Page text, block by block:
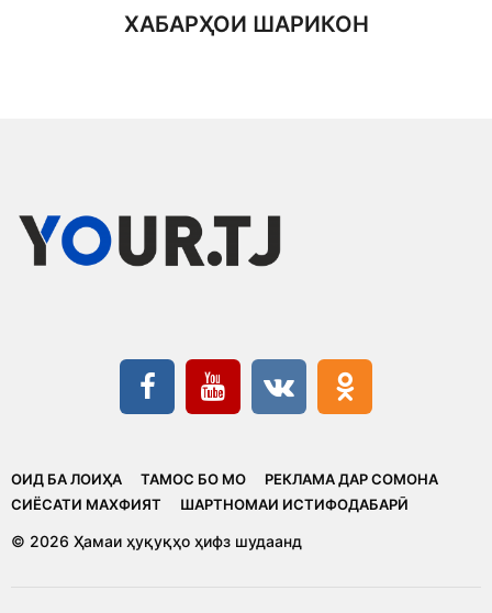
ХАБАРҲОИ ШАРИКОН
ОИД БА ЛОИҲА ТАМОС БО МО
РЕКЛАМА ДАР СОМОНА
CИЁСАТИ МАХФИЯТ
ШАРТНОМАИ ИСТИФОДАБАРӢ
© 2026 Ҳамаи ҳуқуқҳо ҳифз шудаанд